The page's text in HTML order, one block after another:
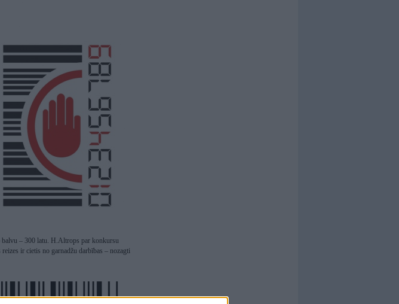
balvu – 300 latu. H.Altrops par konkursu
ir cietis no garnadžu darbības – nozagti